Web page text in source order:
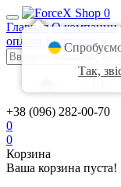
0
Главная О компании
оплата
Контакты
+38 (096) 282-00-70
0
0
Корзина
Ваша корзина пуста!
Так,